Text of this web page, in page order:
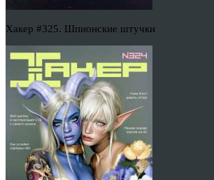
Хакер #325. Шпионские штучки